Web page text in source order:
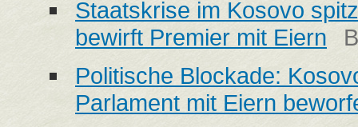
Staatskrise im Kosovo
bewirft Premier mit Eiern
Politische Blockade:
Parlament mit Eiern